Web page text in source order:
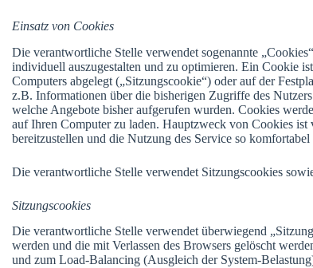
Einsatz von Cookies
Die verantwortliche Stelle verwendet sogenannte
individuell auszugestalten und zu optimieren. Ein Cookie
Computers abgelegt („Sitzungscookie“) oder auf der
z.B. Informationen über die bisherigen Zugriffe des
welche Angebote bisher aufgerufen wurden. Cookies
auf Ihren Computer zu laden. Hauptzweck von Cookies
bereitzustellen und die Nutzung des Service so
Die verantwortliche Stelle verwendet Sitzungscookies
Sitzungscookies
Die verantwortliche Stelle verwendet überwiegend
werden und die mit Verlassen des Browsers gelöscht
und zum Load-Balancing (Ausgleich der System-